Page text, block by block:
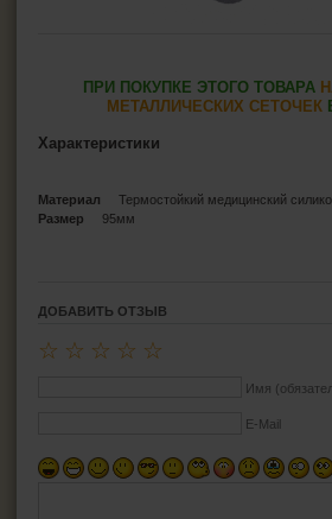
ПРИ ПОКУПКЕ ЭТОГО ТОВАРА
МЕТАЛЛИЧЕСКИХ СЕТОЧЕК
Характеристики
Материал Термостойкий медицинский
Размер 95мм
ДОБАВИТЬ ОТЗЫВ
☆
☆
☆
☆
☆
Имя
E-Mail